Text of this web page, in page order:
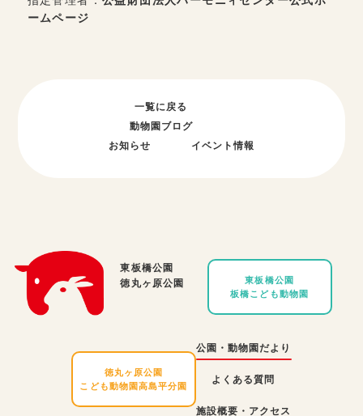
ームページ
一覧に戻る
動物園ブログ
お知らせ
イベント情報
東板橋公園
徳丸ヶ原公園
東板橋公園
板橋こども動物園
徳丸ヶ原公園
こども動物園高島平分園
公園・動物園だより
よくある質問
施設概要・アクセス